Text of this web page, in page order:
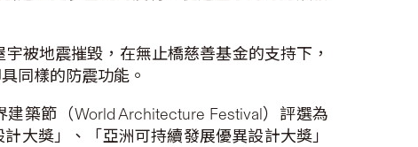
被地震摧毀，在無止橋慈善基金的支持下，
同樣的防震功能。
築節（World Architecture Festival）評選為
大獎」、「亞洲可持續發展優異設計大獎」